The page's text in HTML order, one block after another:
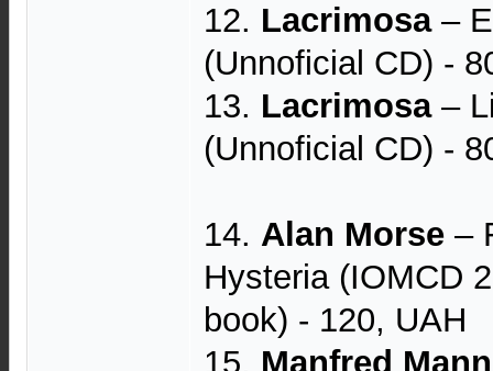
12. Lacrimosa–
(Unnoficial CD) -
13. Lacrimosa–
(Unnoficial CD) -
14. Alan Morse –
Hysteria (IOMCD
book) - 120, UAH
15. Manfred